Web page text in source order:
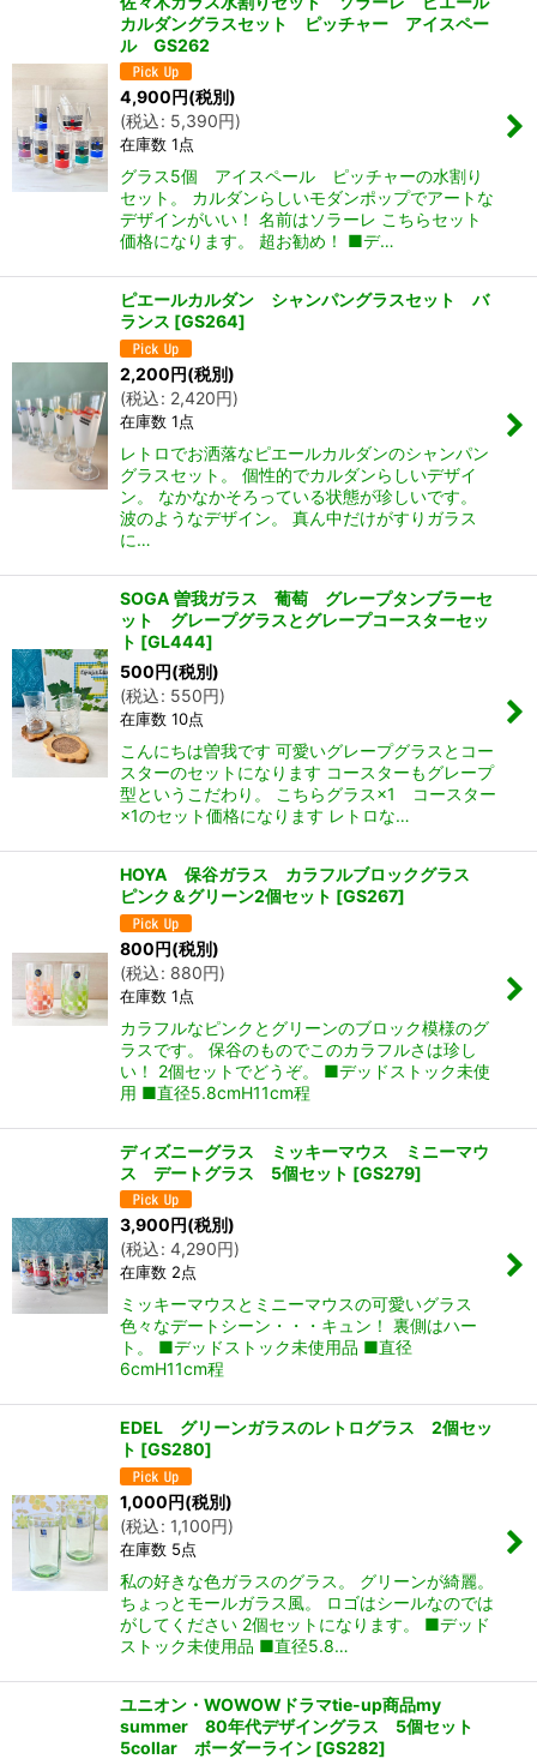
カルダングラスセット ピッチャー アイスペー
ル GS262
4,900円(税別)
(税込: 5,390円)
在庫数 1点
グラス5個 アイスペール ピッチャーの水割り
セット。 カルダンらしいモダンポップでアートな
デザインがいい！ 名前はソラーレ こちらセット
価格になります。 超お勧め！ ■デ…
ピエールカルダン シャンパングラスセット バ
ランス [GS264]
2,200円(税別)
(税込: 2,420円)
在庫数 1点
レトロでお洒落なピエールカルダンのシャンパン
グラスセット。 個性的でカルダンらしいデザイ
ン。 なかなかそろっている状態が珍しいです。
波のようなデザイン。 真ん中だけがすりガラス
に…
SOGA 曽我ガラス 葡萄 グレープタンブラーセ
ット グレープグラスとグレープコースターセッ
ト [GL444]
500円(税別)
(税込: 550円)
在庫数 10点
こんにちは曽我です 可愛いグレープグラスとコー
スターのセットになります コースターもグレープ
型というこだわり。 こちらグラス×1 コースター
×1のセット価格になります レトロな…
HOYA 保谷ガラス カラフルブロックグラス
ピンク＆グリーン2個セット [GS267]
800円(税別)
(税込: 880円)
在庫数 1点
カラフルなピンクとグリーンのブロック模様のグ
ラスです。 保谷のものでこのカラフルさは珍し
い！ 2個セットでどうぞ。 ■デッドストック未使
用 ■直径5.8cmH11cm程
ディズニーグラス ミッキーマウス ミニーマウ
ス デートグラス 5個セット [GS279]
3,900円(税別)
(税込: 4,290円)
在庫数 2点
ミッキーマウスとミニーマウスの可愛いグラス
色々なデートシーン・・・キュン！ 裏側はハー
ト。 ■デッドストック未使用品 ■直径
6cmH11cm程
EDEL グリーンガラスのレトログラス 2個セッ
ト [GS280]
1,000円(税別)
(税込: 1,100円)
在庫数 5点
私の好きな色ガラスのグラス。 グリーンが綺麗。
ちょっとモールガラス風。 ロゴはシールなのでは
がしてください 2個セットになります。 ■デッド
ストック未使用品 ■直径5.8…
ユニオン・WOWOWドラマtie-up商品my
summer 80年代デザイングラス 5個セット
5collar ボーダーライン [GS282]